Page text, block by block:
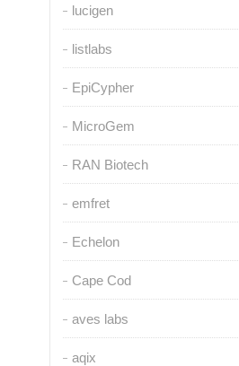
lucigen
listlabs
EpiCypher
MicroGem
RAN Biotech
emfret
Echelon
Cape Cod
aves labs
aqix